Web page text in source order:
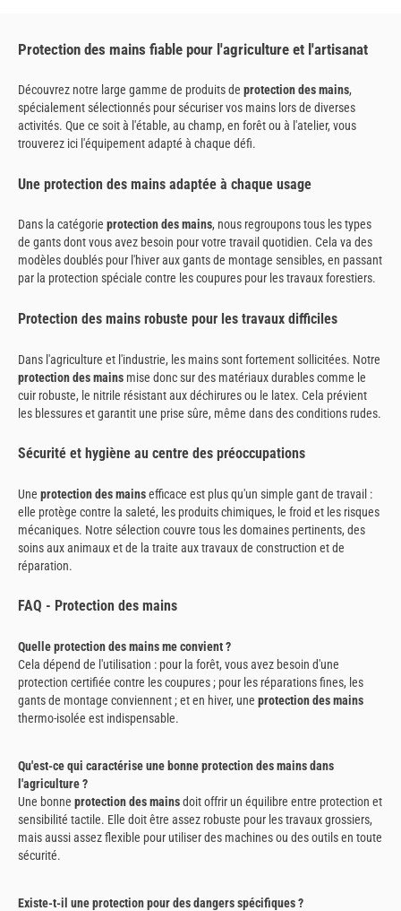
Protection des mains fiable pour l'agriculture et l'artisanat
Découvrez notre large gamme de produits de protection des mains,
spécialement sélectionnés pour sécuriser vos mains lors de diverses
activités. Que ce soit à l'étable, au champ, en forêt ou à l'atelier, vous
trouverez ici l'équipement adapté à chaque défi.
Une protection des mains adaptée à chaque usage
Dans la catégorie protection des mains, nous regroupons tous les types
de gants dont vous avez besoin pour votre travail quotidien. Cela va des
modèles doublés pour l'hiver aux gants de montage sensibles, en passant
par la protection spéciale contre les coupures pour les travaux forestiers.
Protection des mains robuste pour les travaux difficiles
Dans l'agriculture et l'industrie, les mains sont fortement sollicitées. Notre
protection des mains mise donc sur des matériaux durables comme le
cuir robuste, le nitrile résistant aux déchirures ou le latex. Cela prévient
les blessures et garantit une prise sûre, même dans des conditions rudes.
Sécurité et hygiène au centre des préoccupations
Une protection des mainsefficace est plus qu'un simple gant de travail :
elle protège contre la saleté, les produits chimiques, le froid et les risques
mécaniques. Notre sélection couvre tous les domaines pertinents, des
soins aux animaux et de la traite aux travaux de construction et de
réparation.
FAQ - Protection des mains
Quelle protection des mains me convient ?
Cela dépend de l'utilisation : pour la forêt, vous avez besoin d'une
protection certifiée contre les coupures ; pour les réparations fines, les
gants de montage conviennent ; et en hiver, une protection des mains
thermo-isolée est indispensable.
Qu'est-ce qui caractérise une bonne protection des mains dans
l'agriculture ?
Une bonne protection des mainsdoit offrir un équilibre entre protection et
sensibilité tactile. Elle doit être assez robuste pour les travaux grossiers,
mais aussi assez flexible pour utiliser des machines ou des outils en toute
sécurité.
Existe-t-il une protection pour des dangers spécifiques ?